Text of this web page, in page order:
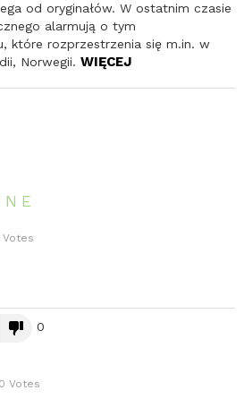
od oryginałów. W ostatnim czasie
alarmują o tym
które rozprzestrzenia się m.in. w
Norwegii. WIĘCEJ
Votes
0
0 Votes